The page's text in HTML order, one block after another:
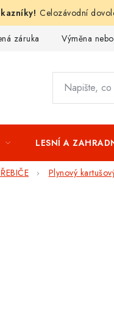
Celozávodní
záruka Výměna
LESNÍ A
Plynový